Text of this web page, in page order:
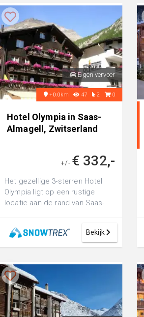
Eigen vervoer
+0.0km 47 2 0
Hotel Olympia in Saas-
Almagell, Zwitserland
+/- € 332,-
Het gezellige 3-sterren Hotel
Olympia ligt op een rustige
locatie aan de rand van Saas-
Bekijk